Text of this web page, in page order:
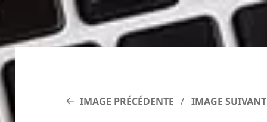
IMAGE PRÉCÉDENTE IMAGE